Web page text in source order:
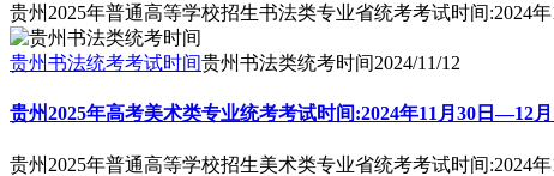
贵州2025年普通高等学校招生书法类专业省统考考试时间:2024
贵州书法统考考试时间贵州书法类统考时间2024/11/12
贵州2025年高考美术类专业统考考试时间:2024年11月30日—12月
贵州2025年普通高等学校招生美术类专业省统考考试时间:2024